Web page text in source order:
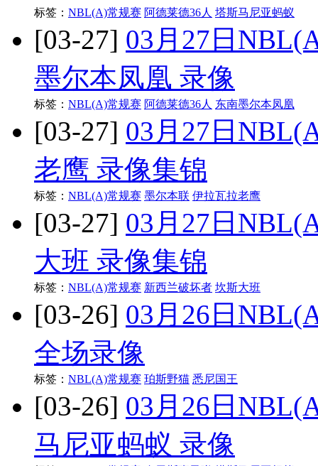
标签： NBL(A)常规赛 阿德莱德36人 塔斯马尼亚蚂蚁
[03-27] 03月27日
墨尔本凤凰 录像
标签： NBL(A)常规赛 阿德莱德36人 东南墨尔本凤凰
[03-27] 03月27日
老鹰 录像集锦
标签： NBL(A)常规赛 墨尔本联 伊拉瓦拉老鹰
[03-27] 03月27日
大班 录像集锦
标签： NBL(A)常规赛 新西兰破坏者 坎斯大班
[03-26] 03月26日
全场录像
标签： NBL(A)常规赛 珀斯野猫 悉尼国王
[03-26] 03月26日
马尼亚蚂蚁 录像